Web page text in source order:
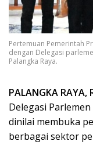
Pertemuan Pemerintah
dengan Delegasi
Palangka Raya.
PALANGKA RAYA,
Delegasi
dinilai membuka
berbagai sektor